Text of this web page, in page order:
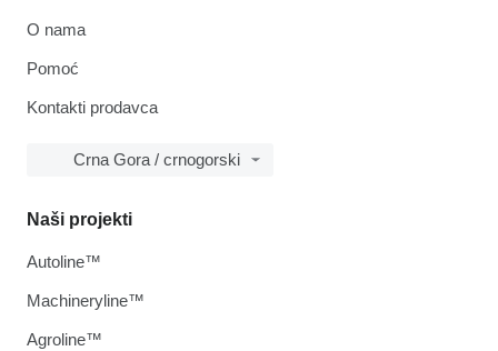
O nama
Pomoć
Kontakti prodavca
Crna Gora / crnogorski
Naši projekti
Autoline™
Machineryline™
Agroline™